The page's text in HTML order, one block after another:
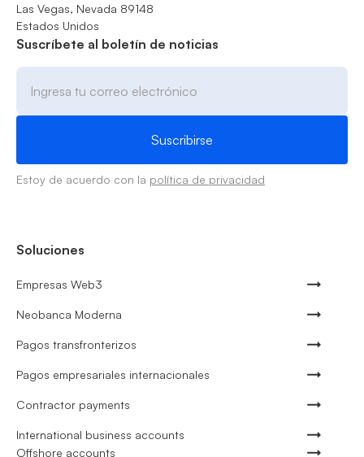
Las Vegas, Nevada 89148
Estados Unidos
Suscríbete al boletín de noticias
Estoy de acuerdo con la política de privacidad
Soluciones
Empresas Web3
Neobanca Moderna
Pagos transfronterizos
Pagos empresariales internacionales
Contractor payments
International business accounts
Offshore accounts